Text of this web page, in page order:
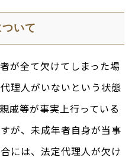
いて
が全て欠けてしまった場
理人がいないという状態
戚等が事実上行っている
が、未成年者自身が当事
には、法定代理人が欠け